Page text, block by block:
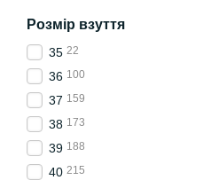
Розмір взуття
35 22
36 100
37 159
38 173
39 188
40 215